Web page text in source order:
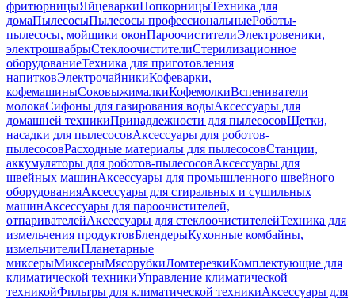
фритюрницыЯйцеваркиПопкорницыТехника для
домаПылесосыПылесосы профессиональныеРоботы-
пылесосы, мойщики оконПароочистителиЭлектровеники,
электрошвабрыСтеклоочистителиСтерилизационное
оборудованиеТехника для приготовления
напитковЭлектрочайникиКофеварки,
кофемашиныСоковыжималкиКофемолкиВспениватели
молокаСифоны для газирования водыАксессуары для
домашней техникиПринадлежности для пылесосовЩетки,
насадки для пылесосовАксессуары для роботов-
пылесосовРасходные материалы для пылесосовСтанции,
аккумуляторы для роботов-пылесосовАксессуары для
швейных машинАксессуары для промышленного швейного
оборудованияАксессуары для стиральных и сушильных
машинАксессуары для пароочистителей,
отпаривателейАксессуары для стеклоочистителейТехника для
измельчения продуктовБлендерыКухонные комбайны,
измельчителиПланетарные
миксерыМиксерыМясорубкиЛомтерезкиКомплектующие для
климатической техникиУправление климатической
техникойФильтры для климатической техникиАксессуары для